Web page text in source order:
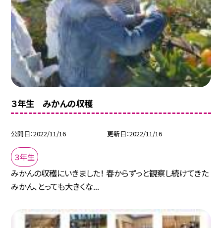
３年生 みかんの収穫
公開日 2022/11/16 更新日 2022/11/16
３年生
みかんの収穫にいきました！ 春からずっと観察し続けてきた
みかん、とっても大きくな...